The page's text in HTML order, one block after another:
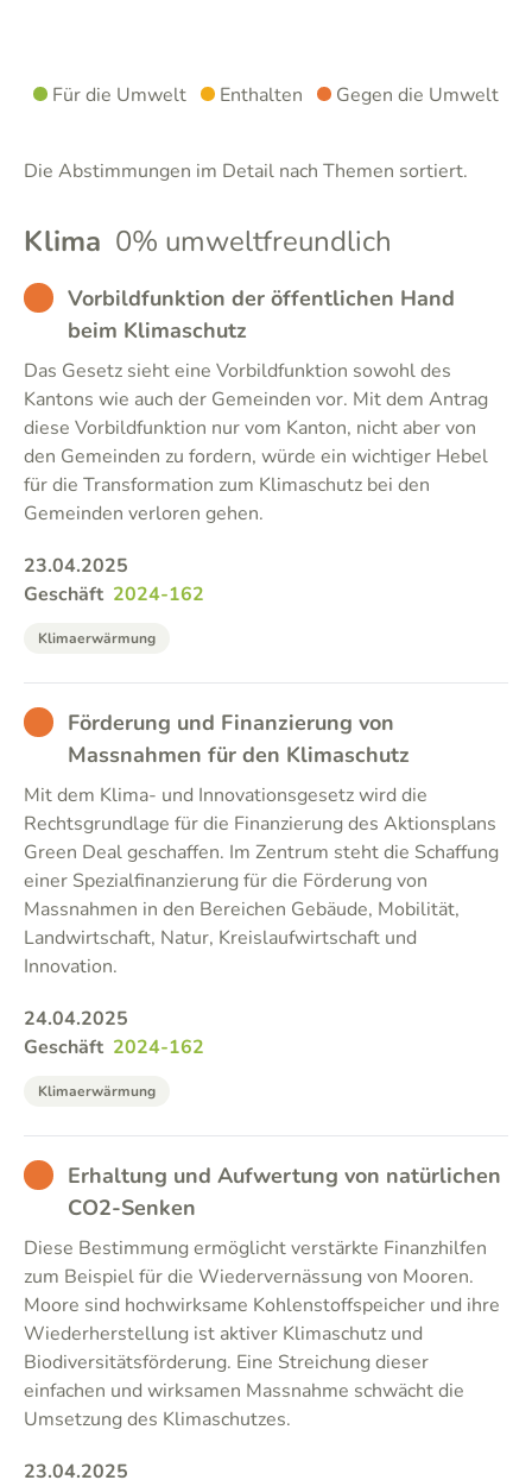
Für die Umwelt Enthalten Gegen die Umwelt
Die Abstimmungen im Detail nach Themen sortiert.
Klima 0% umweltfreundlich
BADVorbildfunktion der öffentlichen Hand
beim Klimaschutz
Das Gesetz sieht eine Vorbildfunktion sowohl des
Kantons wie auch der Gemeinden vor. Mit dem Antrag
diese Vorbildfunktion nur vom Kanton, nicht aber von
den Gemeinden zu fordern, würde ein wichtiger Hebel
für die Transformation zum Klimaschutz bei den
Gemeinden verloren gehen.
23.04.2025
Geschäft 2024-162
Klimaerwärmung
BAD Förderung und Finanzierung von
Massnahmen für den Klimaschutz
Mit dem Klima- und Innovationsgesetz wird die
Rechtsgrundlage für die Finanzierung des Aktionsplans
Green Deal geschaffen. Im Zentrum steht die Schaffung
einer Spezialfinanzierung für die Förderung von
Massnahmen in den Bereichen Gebäude, Mobilität,
Landwirtschaft, Natur, Kreislaufwirtschaft und
Innovation.
24.04.2025
Geschäft 2024-162
Klimaerwärmung
BAD Erhaltung und Aufwertung von natürlichen
CO2-Senken
Diese Bestimmung ermöglicht verstärkte Finanzhilfen
zum Beispiel für die Wiedervernässung von Mooren.
Moore sind hochwirksame Kohlenstoffspeicher und ihre
Wiederherstellung ist aktiver Klimaschutz und
Biodiversitätsförderung. Eine Streichung dieser
einfachen und wirksamen Massnahme schwächt die
Umsetzung des Klimaschutzes.
23.04.2025